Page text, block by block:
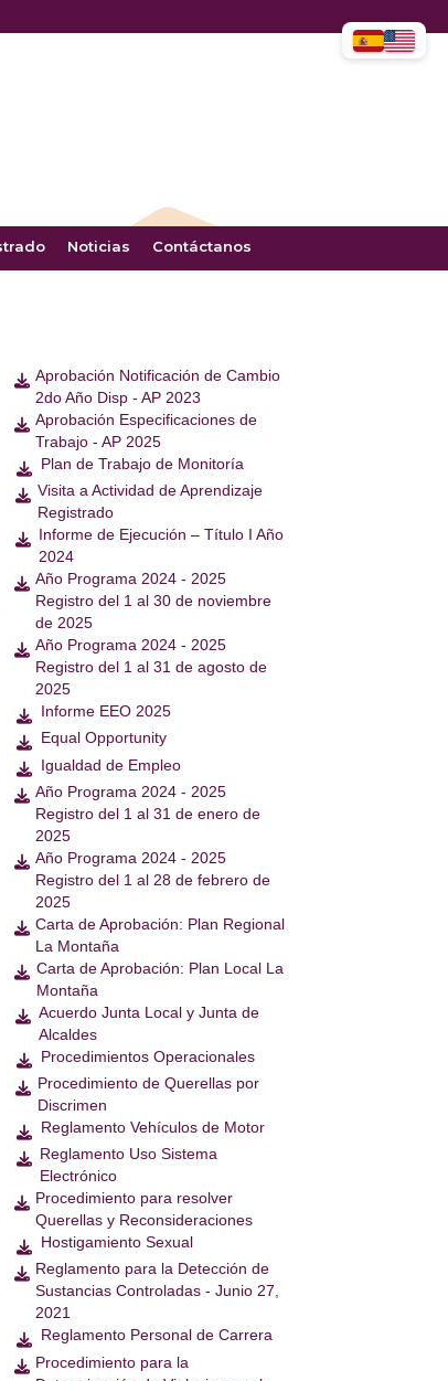
Noticias Contáctanos
 Aprobación Notificación de Cambio
2do Año Disp - AP 2023
 Aprobación Especificaciones de
Trabajo - AP 2025
 Plan de Trabajo de Monitoría
 Visita a Actividad de Aprendizaje
Registrado
 Informe de Ejecución – Título I Año
2024
 Año Programa 2024 - 2025
Registro del 1 al 30 de noviembre
de 2025
 Año Programa 2024 - 2025
Registro del 1 al 31 de agosto de
2025
 Informe EEO 2025
 Equal Opportunity
 Igualdad de Empleo
 Año Programa 2024 - 2025
Registro del 1 al 31 de enero de
2025
 Año Programa 2024 - 2025
Registro del 1 al 28 de febrero de
2025
 Carta de Aprobación: Plan Regional
La Montaña
 Carta de Aprobación: Plan Local La
Montaña
 Acuerdo Junta Local y Junta de
Alcaldes
 Procedimientos Operacionales
 Procedimiento de Querellas por
Discrimen
 Reglamento Vehículos de Motor
 Reglamento Uso Sistema
Electrónico
 Procedimiento para resolver
Querellas y Reconsideraciones
 Hostigamiento Sexual
 Reglamento para la Detección de
Sustancias Controladas - Junio 27,
2021
 Reglamento Personal de Carrera
 Procedimiento para la